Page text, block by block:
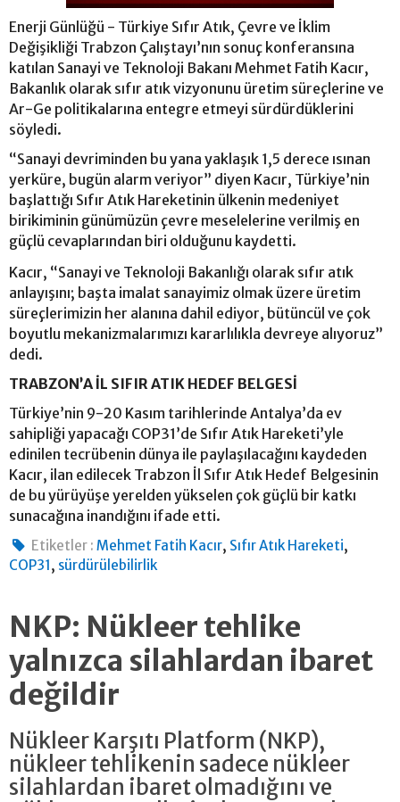
Enerji Günlüğü - Türkiye Sıfır Atık, Çevre ve İklim
Değişikliği Trabzon Çalıştayı’nın sonuç konferansına
katılan Sanayi ve Teknoloji Bakanı Mehmet Fatih Kacır,
Bakanlık olarak sıfır atık vizyonunu üretim süreçlerine ve
Ar-Ge politikalarına entegre etmeyi sürdürdüklerini
söyledi.
“Sanayi devriminden bu yana yaklaşık 1,5 derece ısınan
yerküre, bugün alarm veriyor” diyen Kacır, Türkiye’nin
başlattığı Sıfır Atık Hareketinin ülkenin medeniyet
birikiminin günümüzün çevre meselelerine verilmiş en
güçlü cevaplarından biri olduğunu kaydetti.
Kacır, “Sanayi ve Teknoloji Bakanlığı olarak sıfır atık
anlayışını; başta imalat sanayimiz olmak üzere üretim
süreçlerimizin her alanına dahil ediyor, bütüncül ve çok
boyutlu mekanizmalarımızı kararlılıkla devreye alıyoruz”
dedi.
TRABZON’A İL SIFIR ATIK HEDEF BELGESİ
Türkiye’nin 9-20 Kasım tarihlerinde Antalya’da ev
sahipliği yapacağı COP31’de Sıfır Atık Hareketi’yle
edinilen tecrübenin dünya ile paylaşılacağını kaydeden
Kacır, ilan edilecek Trabzon İl Sıfır Atık Hedef Belgesinin
de bu yürüyüşe yerelden yükselen çok güçlü bir katkı
sunacağına inandığını ifade etti.
Etiketler : Mehmet Fatih Kacır, Sıfır Atık Hareketi,
COP31, sürdürülebilirlik
NKP: Nükleer tehlike
yalnızca silahlardan ibaret
değildir
Nükleer Karşıtı Platform (NKP),
nükleer tehlikenin sadece nükleer
silahlardan ibaret olmadığını ve